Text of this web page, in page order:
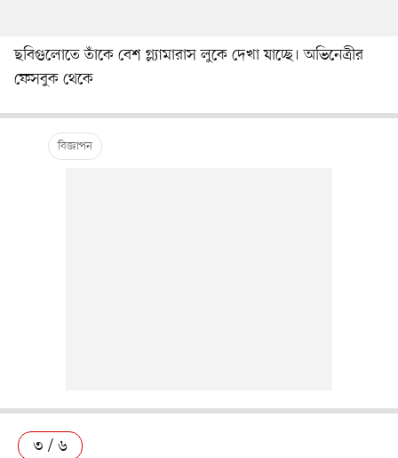
ছবিগুলোতে তাঁকে বেশ গ্ল্যামারাস লুকে দেখা যাচ্ছে। অভিনেত্রীর
ফেসবুক থেকে
৩ / ৬